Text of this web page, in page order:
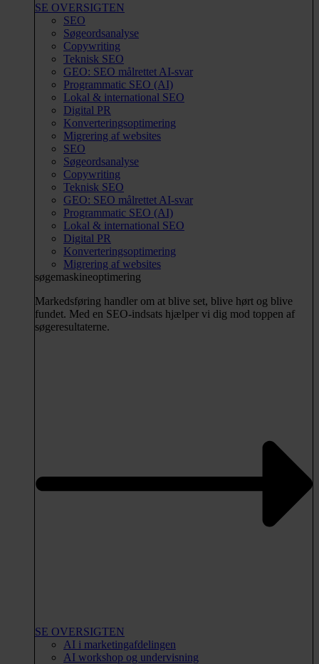
SE OVERSIGTEN
SEO
Søgeordsanalyse
Copywriting
Teknisk SEO
GEO: SEO målrettet AI-svar
Programmatic SEO (AI)
Lokal & international SEO
Digital PR
Konverteringsoptimering
Migrering af websites
SEO
Søgeordsanalyse
Copywriting
Teknisk SEO
GEO: SEO målrettet AI-svar
Programmatic SEO (AI)
Lokal & international SEO
Digital PR
Konverteringsoptimering
Migrering af websites
søgemaskineoptimering
Markedsføring handler om at blive set, blive hørt og blive
fundet. Med en SEO-indsats hjælper vi dig mod toppen af
søgeresultaterne.
SE OVERSIGTEN
AI i marketingafdelingen
AI workshop og undervisning